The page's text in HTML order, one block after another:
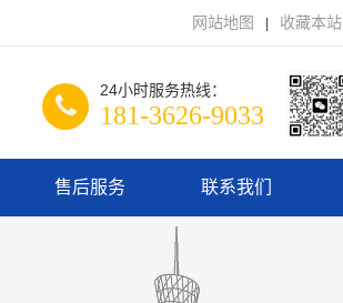
网站地图 收藏本站
24小时服务热线：
181-3626-9033
售后服务 联系我们